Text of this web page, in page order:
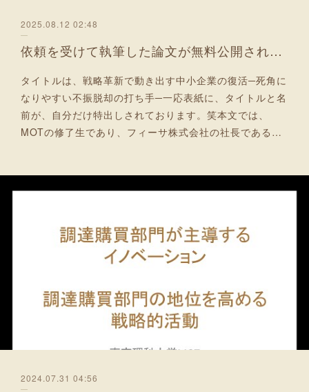
2025.08.12 02:48
依頼を受けて執筆した論文が無料公開されました！
タイトルは、戦略革新で動き出す中小企業の復活─死角に
なりやすい不振脱却の打ち手─一応表紙に、タイトルと名
前が、自分だけ特出しされております。笑本文では、
MOTの修了生であり、フィーサ株式会社の社長である…
2024.07.31 04:56